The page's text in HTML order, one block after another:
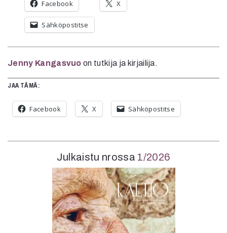
Facebook X
Sähköpostitse
Jenny Kangasvuo on tutkija ja kirjailija.
Julkaistu nrossa 1/2026
JAA TÄMÄ:
Facebook X Sähköpostitse